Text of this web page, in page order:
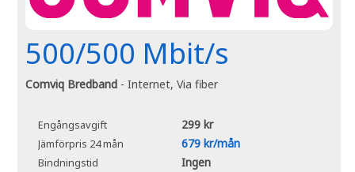
500/500 Mbit/s
Comviq Bredband - Internet, Via fiber
Engångsavgift 299 kr
Jämförpris 24 mån 679 kr/mån
Bindningstid Ingen